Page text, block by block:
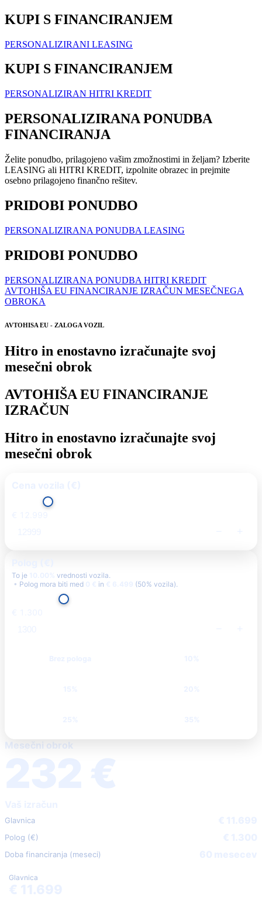
KUPI S FINANCIRANJEM
PERSONALIZIRANI LEASING
KUPI S FINANCIRANJEM
PERSONALIZIRAN HITRI KREDIT
PERSONALIZIRANA PONUDBA
FINANCIRANJA
Želite ponudbo, prilagojeno vašim zmožnostimi in željam? Izberite
LEASING ali HITRI KREDIT, izpolnite obrazec in prejmite
osebno prilagojeno finančno rešitev.
PRIDOBI PONUDBO
PERSONALIZIRANA PONUDBA LEASING
PRIDOBI PONUDBO
PERSONALIZIRANA PONUDBA HITRI KREDIT
AVTOHIŠA EU FINANCIRANJE IZRAČUN MESEČNEGA
OBROKA
AVTOHISA EU - ZALOGA VOZIL
Hitro in enostavno izračunajte svoj
mesečni obrok
AVTOHIŠA EU FINANCIRANJE
IZRAČUN
Hitro in enostavno izračunajte svoj
mesečni obrok
To je
vrednosti vozila.
Polog mora biti med
in (50% vozila).
Mesečni obrok
Glavnica
Polog (€)
Doba financiranja (meseci)
Glavnica